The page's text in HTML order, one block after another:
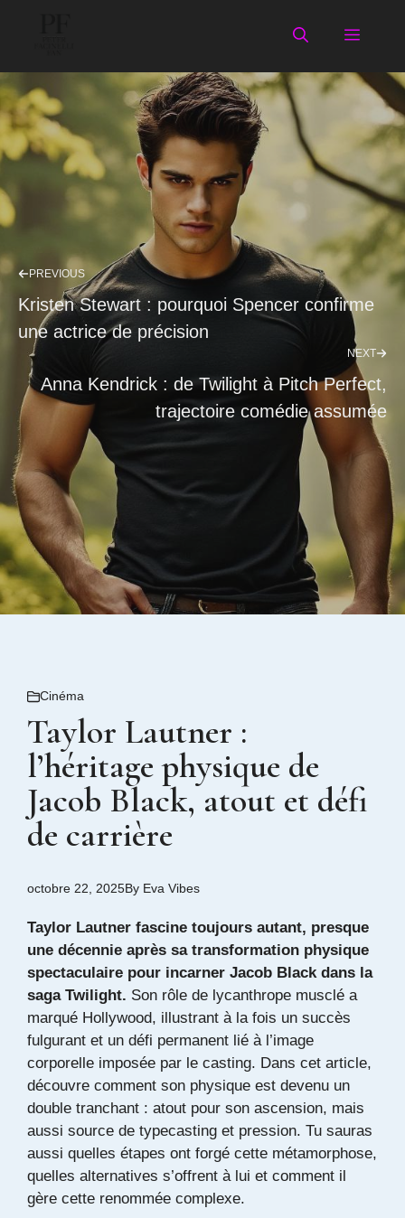
Menu
PREVIOUS
Kristen Stewart : pourquoi Spencer confirme
une actrice de précision
NEXT
Anna Kendrick : de Twilight à Pitch Perfect,
trajectoire comédie assumée
Cinéma
Taylor Lautner :
l’héritage physique de
Jacob Black, atout et défi
de carrière
octobre 22, 2025By Eva Vibes
Taylor Lautner fascine toujours autant, presque
une décennie après sa transformation physique
spectaculaire pour incarner Jacob Black dans la
saga Twilight. Son rôle de lycanthrope musclé a
marqué Hollywood, illustrant à la fois un succès
fulgurant et un défi permanent lié à l’image
corporelle imposée par le casting. Dans cet article,
découvre comment son physique est devenu un
double tranchant : atout pour son ascension, mais
aussi source de typecasting et pression. Tu sauras
aussi quelles étapes ont forgé cette métamorphose,
quelles alternatives s’offrent à lui et comment il
gère cette renommée complexe.